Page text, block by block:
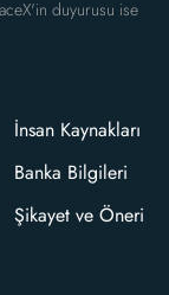
duyurusu ise
İnsan Kaynakları
Banka Bilgileri
Şikayet ve Öneri